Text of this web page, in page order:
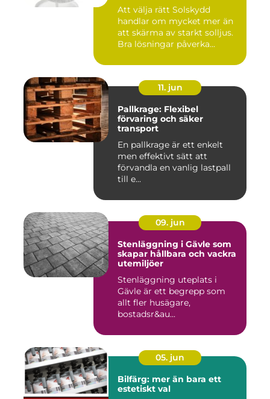
Att välja rätt Solskydd
handlar om mycket mer än
att skärma av starkt solljus.
Bra lösningar påverka...
11. jun
Pallkrage: Flexibel
förvaring och säker
transport
En pallkrage är ett enkelt
men effektivt sätt att
förvandla en vanlig lastpall
till e...
09. jun
Stenläggning i Gävle som
skapar hållbara och vackra
utemiljöer
Stenläggning uteplats i
Gävle är ett begrepp som
allt fler husägare,
bostadsr&au...
05. jun
Bilfärg: mer än bara ett
estetiskt val